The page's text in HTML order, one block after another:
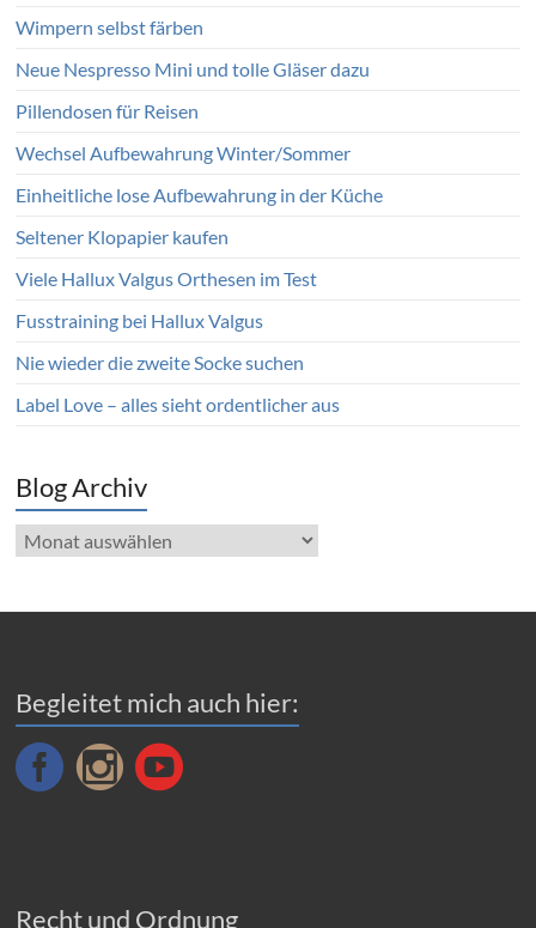
Wimpern selbst färben
Neue Nespresso Mini und tolle Gläser dazu
Pillendosen für Reisen
Wechsel Aufbewahrung Winter/Sommer
Einheitliche lose Aufbewahrung in der Küche
Seltener Klopapier kaufen
Viele Hallux Valgus Orthesen im Test
Fusstraining bei Hallux Valgus
Nie wieder die zweite Socke suchen
Label Love – alles sieht ordentlicher aus
Blog Archiv
Blog
Archiv
Begleitet mich auch hier:
Recht und Ordnung